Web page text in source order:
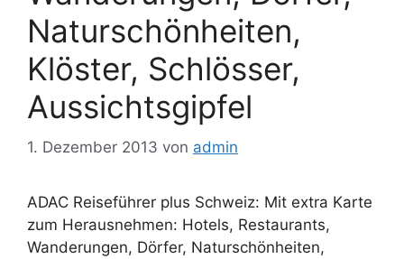
Naturschönheiten,
Klöster, Schlösser,
Aussichtsgipfel
1. Dezember 2013 von admin
ADAC Reiseführer plus Schweiz: Mit extra Karte
zum Herausnehmen: Hotels, Restaurants,
Wanderungen, Dörfer, Naturschönheiten,